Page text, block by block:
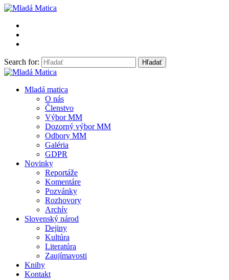
Search for:
Mladá Matica
Mladá matica
O nás
Členstvo
Výbor MM
Dozorný výbor MM
Odbory MM
Galéria
GDPR
Novinky
Reportáže
Komentáre
Pozvánky
Rozhovory
Archív
Slovenský národ
Dejiny
Kultúra
Literatúra
Zaujímavosti
Knihy
Kontakt